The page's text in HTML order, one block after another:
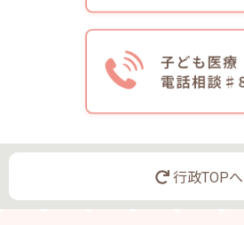
行政TOPへ